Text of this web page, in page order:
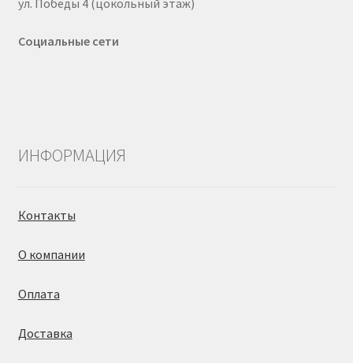
ул. Победы 4 (цокольный этаж)
Социальные сети
ИНФОРМАЦИЯ
Контакты
О компании
Оплата
Доставка